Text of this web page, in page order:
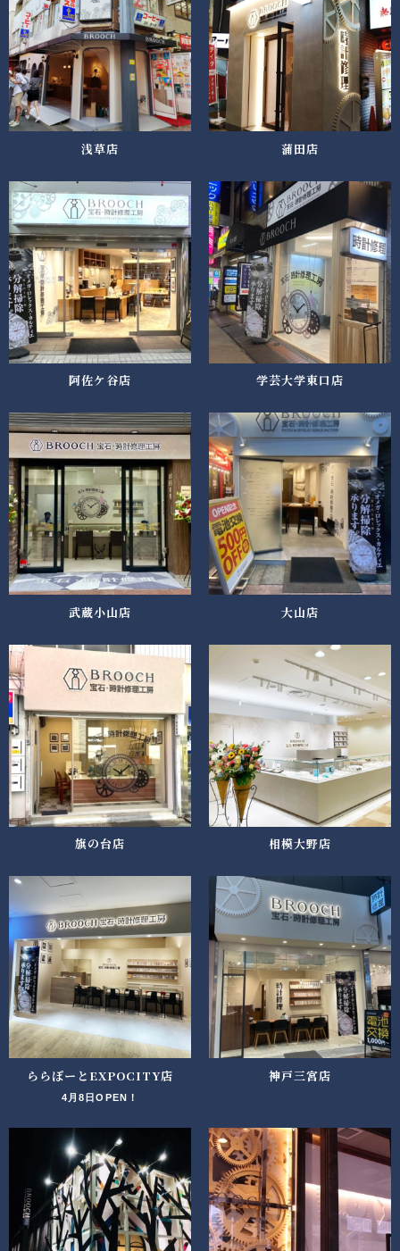
浅草店 蒲田店
阿佐ケ谷店 学芸大学東口店
武蔵小山店 大山店
旗の台店 相模大野店
ららぽーとEXPOCITY店
4月8日OPEN！
神戸三宮店